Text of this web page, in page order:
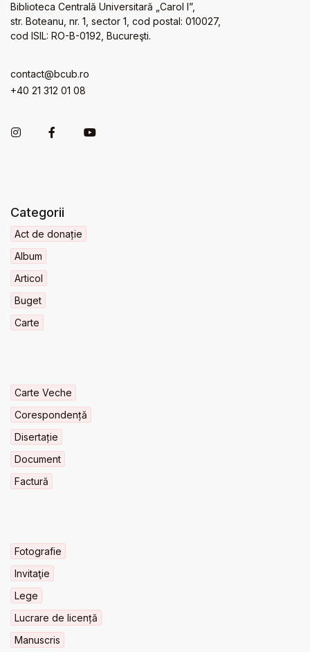
Biblioteca Centrală Universitară „Carol I”,
str. Boteanu, nr. 1, sector 1, cod postal: 010027,
cod ISIL: RO-B-0192, Bucureşti.
contact@bcub.ro
+40 21 312 01 08
Categorii
Act de donație
Album
Articol
Buget
Carte
Carte Veche
Corespondență
Disertație
Document
Factură
Fotografie
Invitaţie
Lege
Lucrare de licență
Manuscris